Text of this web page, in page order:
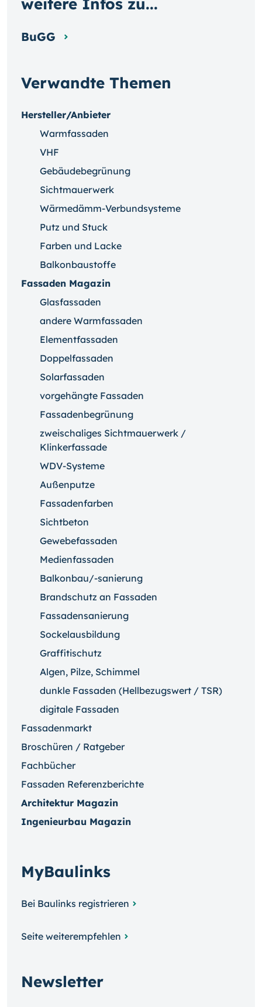
Verwandte Themen
Hersteller/Anbieter
Warmfassaden
VHF
Gebäudebegrünung
Sichtmauerwerk
Wärmedämm-Verbundsysteme
Putz und Stuck
Farben und Lacke
Balkonbaustoffe
Fassaden Magazin
Glasfassaden
andere Warmfassaden
Elementfassaden
Doppelfassaden
Solarfassaden
vorgehängte Fassaden
Fassadenbegrünung
zweischaliges Sichtmauerwerk /
Klinkerfassade
WDV-Systeme
Außenputze
Fassadenfarben
Sichtbeton
Gewebefassaden
Medienfassaden
Balkonbau/-sanierung
Brandschutz an Fassaden
Fassadensanierung
Sockelausbildung
Graffitischutz
Algen, Pilze, Schimmel
dunkle Fassaden (Hellbezugswert / TSR)
digitale Fassaden
Fassadenmarkt
Broschüren / Ratgeber
Fachbücher
Fassaden Referenzberichte
Architektur Magazin
Ingenieurbau Magazin
MyBaulinks
Bei Baulinks registrieren
Seite weiterempfehlen
Newsletter
BuGG